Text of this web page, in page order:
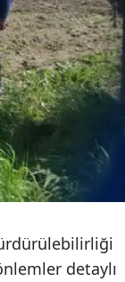
Malatya
Manisa
Kahramanmaraş
Mardin
Muğla
Muş
Nevşehir
detaylı